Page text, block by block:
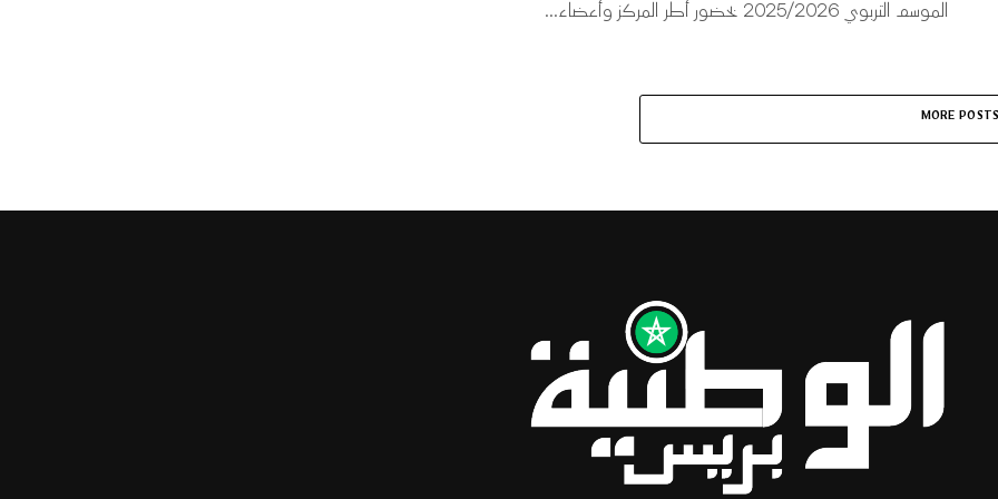
الموسم التربوي 2025/2026 بحضور أطر المركز وأعضاء...
MORE POSTS